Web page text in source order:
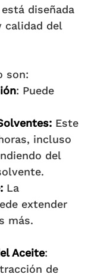
diseñada
calidad del
son:
: Puede
Este
incluso
del
La
extender
más.
Aceite:
de